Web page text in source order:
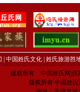
|中国姓氏文化|姓氏旅游胜
版权所有 中国姓氏网|百
版权所有 中国姓氏